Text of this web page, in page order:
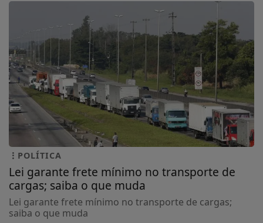
POLÍTICA
Lei garante frete mínimo no transporte de
cargas; saiba o que muda
Lei garante frete mínimo no transporte de cargas;
saiba o que muda